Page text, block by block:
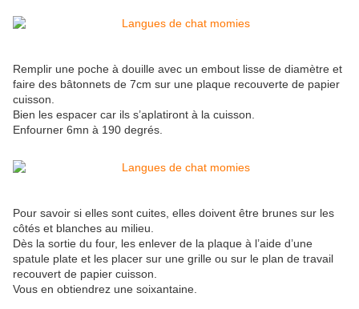
Remplir une poche à douille avec un embout lisse de diamètre et
faire des bâtonnets de 7cm sur une plaque recouverte de papier
cuisson.
Bien les espacer car ils s’aplatiront à la cuisson.
Enfourner 6mn à 190 degrés.
Pour savoir si elles sont cuites, elles doivent être brunes sur les
côtés et blanches au milieu.
Dès la sortie du four, les enlever de la plaque à l’aide d’une
spatule plate et les placer sur une grille ou sur le plan de travail
recouvert de papier cuisson.
Vous en obtiendrez une soixantaine.